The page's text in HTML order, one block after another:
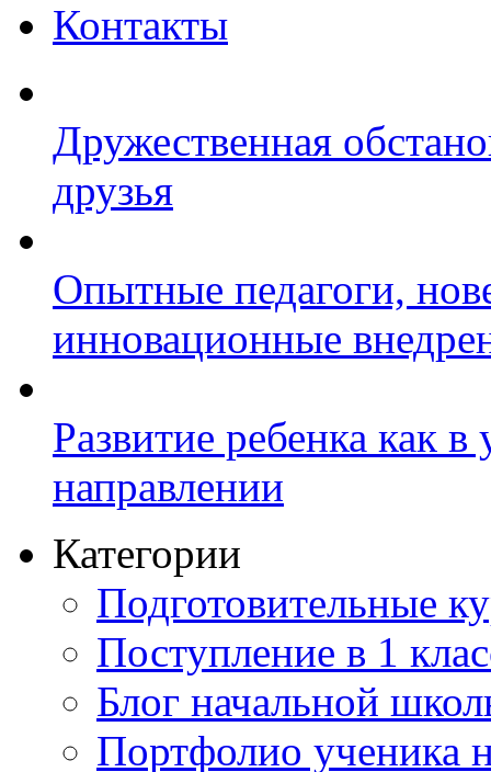
Контакты
Дружественная
друзья
Опытные педагоги,
инновационные
Развитие ребенка как
направлении
Категории
Подготовительные
Поступление в 1
Блог начальной
Портфолио ученика